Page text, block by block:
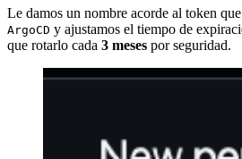
Le damos un nombre acorde al token
ArgoCD y ajustamos el tiempo de
que rotarlo cada 3 meses por seguridad.